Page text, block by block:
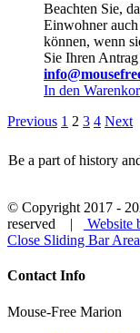
Beachten Sie,
Einwohner
können, wenn
Sie Ihren
In den
Previous 1 2 3 4 Next
Be a part of history
© Copyright 2017 -
reserved |
Website
Close Sliding Bar Area
Contact Info
Mouse-Free Marion